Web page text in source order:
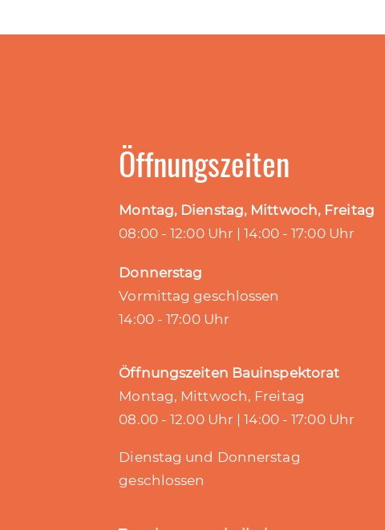
Öffnungszeiten
Montag, Dienstag, Mittwoch, Freitag
08:00 - 12:00 Uhr | 14:00 - 17:00 Uhr
Donnerstag
Vormittag geschlossen
14:00 - 17:00 Uhr
Öffnungszeiten Bauinspektorat
Montag, Mittwoch, Freitag
08.00 - 12.00 Uhr | 14:00 - 17:00 Uhr
Dienstag und Donnerstag
geschlossen